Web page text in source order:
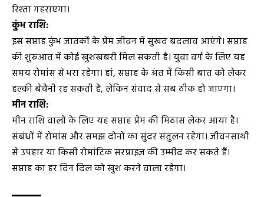
रिश्ता गहराएगा।
कुंभ राशि:
इस सप्ताह कुंभ जातकों के प्रेम जीवन में सुखद बदलाव आएंगे। सप्ताह
की शुरुआत में कोई खुशखबरी मिल सकती है। युवा वर्ग के लिए यह
समय रोमांस से भरा रहेगा। हां, सप्ताह के अंत में किसी बात को लेकर
हल्की बेचैनी रह सकती है, लेकिन संवाद से सब ठीक हो जाएगा।
मीन राशि:
मीन राशि वालों के लिए यह सप्ताह प्रेम की मिठास लेकर आया है।
संबंधों में रोमांस और समझ दोनों का सुंदर संतुलन रहेगा। जीवनसाथी
से उपहार या किसी रोमांटिक सरप्राइज़ की उम्मीद कर सकते हैं।
सप्ताह का हर दिन दिल को खुश करने वाला रहेगा।